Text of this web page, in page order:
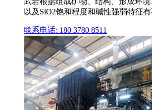
以及SiO2饱和程度和碱性强弱特征有
联系电话: 180 3780 8511